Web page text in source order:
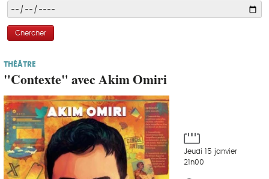
Chercher
THÉÂTRE
"Contexte" avec Akim Omiri
Jeudi 15 janvier
21h00